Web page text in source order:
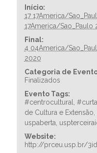
Início:
17 17America/
17America/Sao_Paulo
Final:
4 04America/
2020
Categoria de
Finalizados
Evento Tags:
#centrocultural
de Cultura e Extensão
uspaberta
Website:
http://prceu.usp.br/